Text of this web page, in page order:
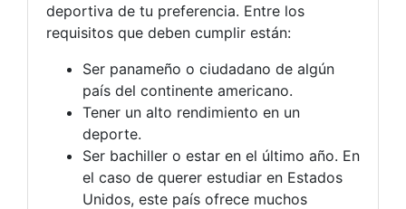
deportiva de tu preferencia. Entre los
requisitos que deben cumplir están:
Ser panameño o ciudadano de algún
país del continente americano.
Tener un alto rendimiento en un
deporte.
Ser bachiller o estar en el último año. En
el caso de querer estudiar en Estados
Unidos, este país ofrece muchos